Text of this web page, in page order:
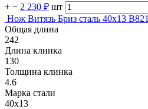
+ − 2 230 ₽ шт
Нож Витязь Бриз сталь 40х13
Общая длина
242
Длина клинка
130
Толщина клинка
4.6
Марка стали
40х13